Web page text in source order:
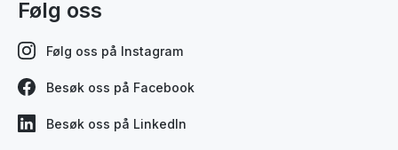
Følg oss
Følg oss på Instagram
Besøk oss på Facebook
Besøk oss på LinkedIn